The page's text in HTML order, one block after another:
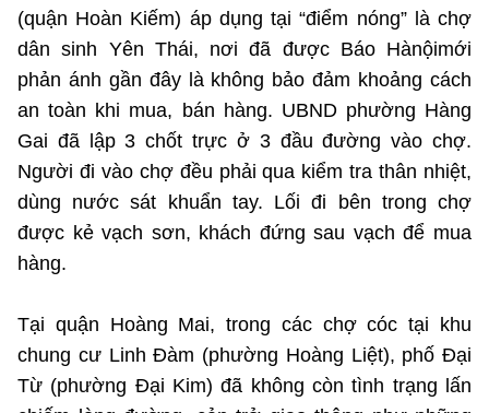
(quận Hoàn Kiếm) áp dụng tại “điểm nóng” là chợ
dân sinh Yên Thái, nơi đã được Báo Hànộimới
phản ánh gần đây là không bảo đảm khoảng cách
an toàn khi mua, bán hàng. UBND phường Hàng
Gai đã lập 3 chốt trực ở 3 đầu đường vào chợ.
Người đi vào chợ đều phải qua kiểm tra thân nhiệt,
dùng nước sát khuẩn tay. Lối đi bên trong chợ
được kẻ vạch sơn, khách đứng sau vạch để mua
hàng.
Tại quận Hoàng Mai, trong các chợ cóc tại khu
chung cư Linh Đàm (phường Hoàng Liệt), phố Đại
Từ (phường Đại Kim) đã không còn tình trạng lấn